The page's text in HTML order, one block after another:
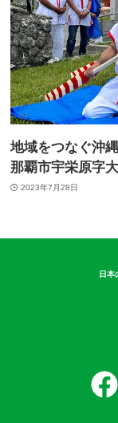
地域をつなぐ沖
那覇市宇栄原字
2023年7月28日
日本